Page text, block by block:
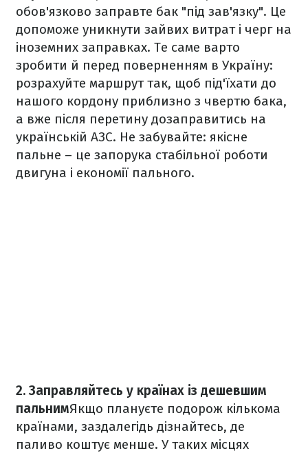
обов'язково заправте бак "під зав'язку". Це
допоможе уникнути зайвих витрат і черг на
іноземних заправках. Те саме варто
зробити й перед поверненням в Україну:
розрахуйте маршрут так, щоб під'їхати до
нашого кордону приблизно з чвертю бака,
а вже після перетину дозаправитись на
українській АЗС. Не забувайте: якісне
пальне – це запорука стабільної роботи
двигуна і економії пального.
2. Заправляйтесь у країнах із дешевшим
пальнимЯкщо плануєте подорож кількома
країнами, заздалегідь дізнайтесь, де
паливо коштує менше. У таких місцях